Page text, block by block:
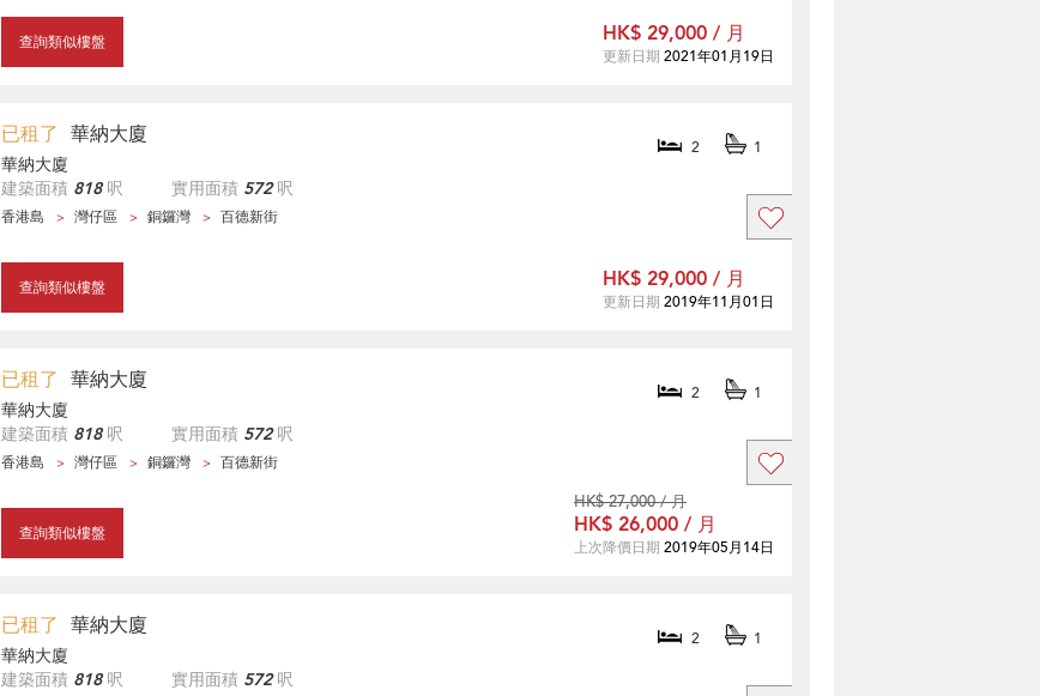
查詢類似樓盤 HK$ 29,000 / 月
更新日期 2021年01月19日
已租了 華納大廈 2 1
華納大廈
建築面積 818呎 實用面積 572呎
香港島 灣仔區 銅鑼灣 百德新街
查詢類似樓盤 HK$ 29,000 / 月
更新日期 2019年11月01日
已租了 華納大廈 2 1
華納大廈
建築面積 818呎 實用面積 572呎
香港島 灣仔區 銅鑼灣 百德新街
查詢類似樓盤
HK$ 27,000 / 月
HK$ 26,000 / 月
上次降價日期 2019年05月14日
已租了 華納大廈 2 1
華納大廈
建築面積 818呎 實用面積 572呎